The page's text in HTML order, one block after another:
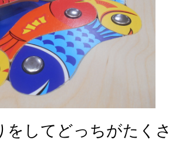
をしてどっちがたく